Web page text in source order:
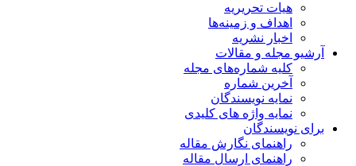
هیات تحریریه
اهداف و زمینه‌ها
اخبار نشریه
آرشیو مجله و مقالات
کلیه شماره‌های مجله
آخرین شماره
نمایه نویسندگان
نمایه واژه های کلیدی
برای نویسندگان
راهنمای نگارش مقاله
راهنمای ارسال مقاله